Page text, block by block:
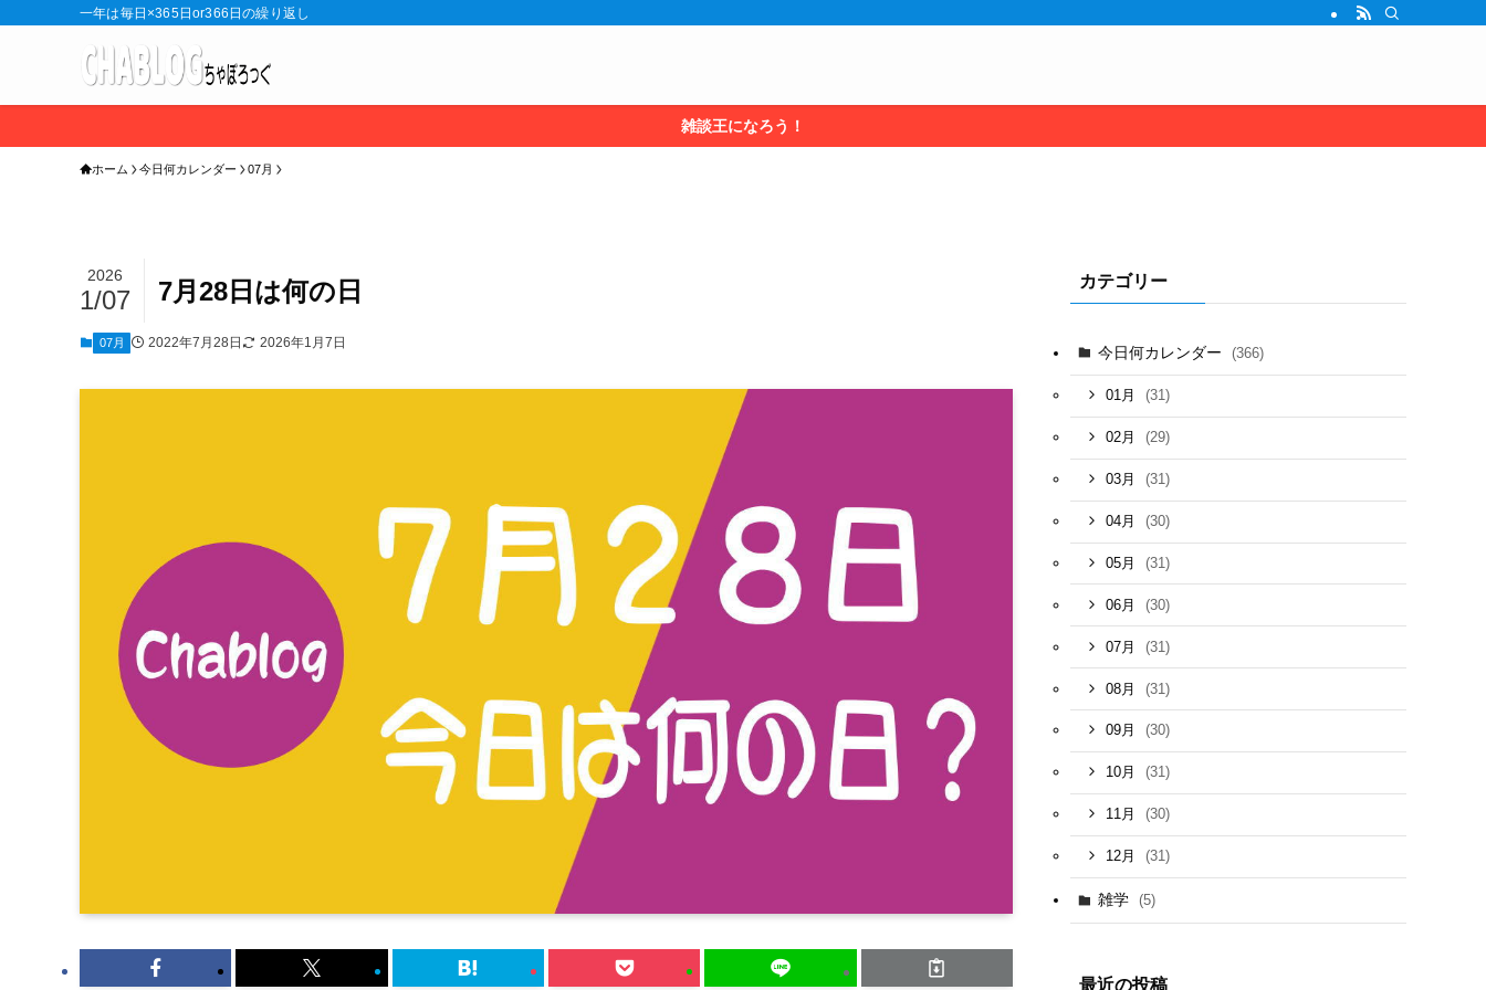
一年は毎日×365日or366日の繰り返し
雑談王になろう！
ホーム 今日何カレンダー 07月
7月28日は何の日
2026
1/07
07月 2022年7月28日 2026年1月7日
カテゴリー
今日何カレンダー (366)
01月 (31)
02月 (29)
03月 (31)
04月 (30)
05月 (31)
06月 (30)
07月 (31)
08月 (31)
09月 (30)
10月 (31)
11月 (30)
12月 (31)
雑学 (5)
最近の投稿